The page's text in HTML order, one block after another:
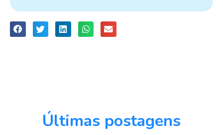
Últimas postagens